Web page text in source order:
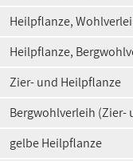
Heilpflanze,
Heilpflanze,
Zier- und Heilpflanze
Bergwohlverleih (Zier-
gelbe Heilpflanze